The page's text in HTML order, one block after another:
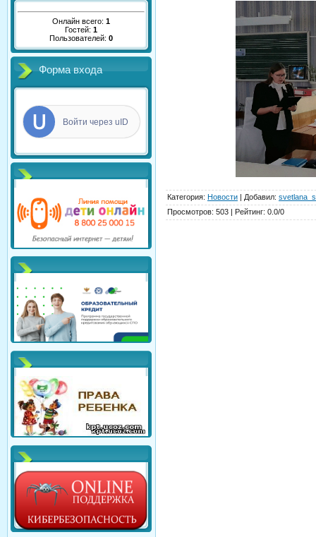
Онлайн всего: 1
Гостей: 1
Пользователей: 0
Форма входа
Войти через uID
Категория: Новости | Добавил:
Просмотров: 503 | Рейтинг: 0.0/0